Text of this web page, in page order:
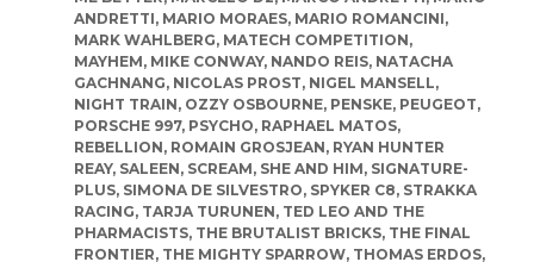
ANDRETTI, MARIO MORAES, MARIO ROMANCINI,
MARK WAHLBERG, MATECH COMPETITION,
MAYHEM, MIKE CONWAY, NANDO REIS, NATACHA
GACHNANG, NICOLAS PROST, NIGEL MANSELL,
NIGHT TRAIN, OZZY OSBOURNE, PENSKE, PEUGEOT,
PORSCHE 997, PSYCHO, RAPHAEL MATOS,
REBELLION, ROMAIN GROSJEAN, RYAN HUNTER
REAY, SALEEN, SCREAM, SHE AND HIM, SIGNATURE-
PLUS, SIMONA DE SILVESTRO, SPYKER C8, STRAKKA
RACING, TARJA TURUNEN, TED LEO AND THE
PHARMACISTS, THE BRUTALIST BRICKS, THE FINAL
FRONTIER, THE MIGHTY SPARROW, THOMAS ERDOS,